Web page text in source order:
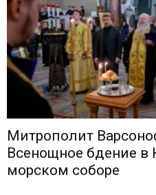
Митрополит
Всенощное бдение в
морском соборе